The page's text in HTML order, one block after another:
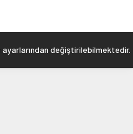
ayarlarından değiştirilebilmektedir.